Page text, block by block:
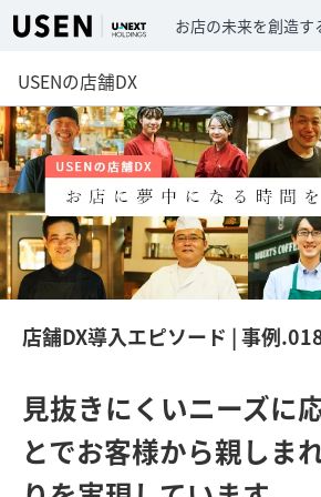
お店の未来を創造す
USENの店舗DX
店舗DX導入エピソード | 事例
見抜きにくいニーズに
とでお客様から親しま